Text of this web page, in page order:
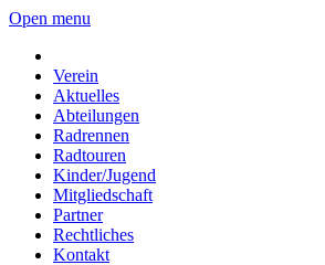
Open menu
Verein
Aktuelles
Abteilungen
Radrennen
Radtouren
Kinder/Jugend
Mitgliedschaft
Partner
Rechtliches
Kontakt